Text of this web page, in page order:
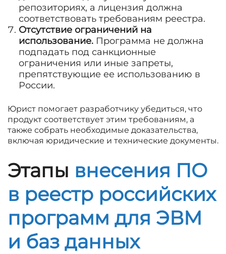
репозиториях, а лицензия должна
соответствовать требованиям реестра.
Отсутствие ограничений на
использование. Программа не должна
подпадать под санкционные
ограничения или иные запреты,
препятствующие ее использованию в
России.
Юрист помогает разработчику убедиться, что
продукт соответствует этим требованиям, а
также собрать необходимые доказательства,
включая юридические и технические документы.
Этапы внесения ПО
в реестр российских
программ для ЭВМ
и баз данных